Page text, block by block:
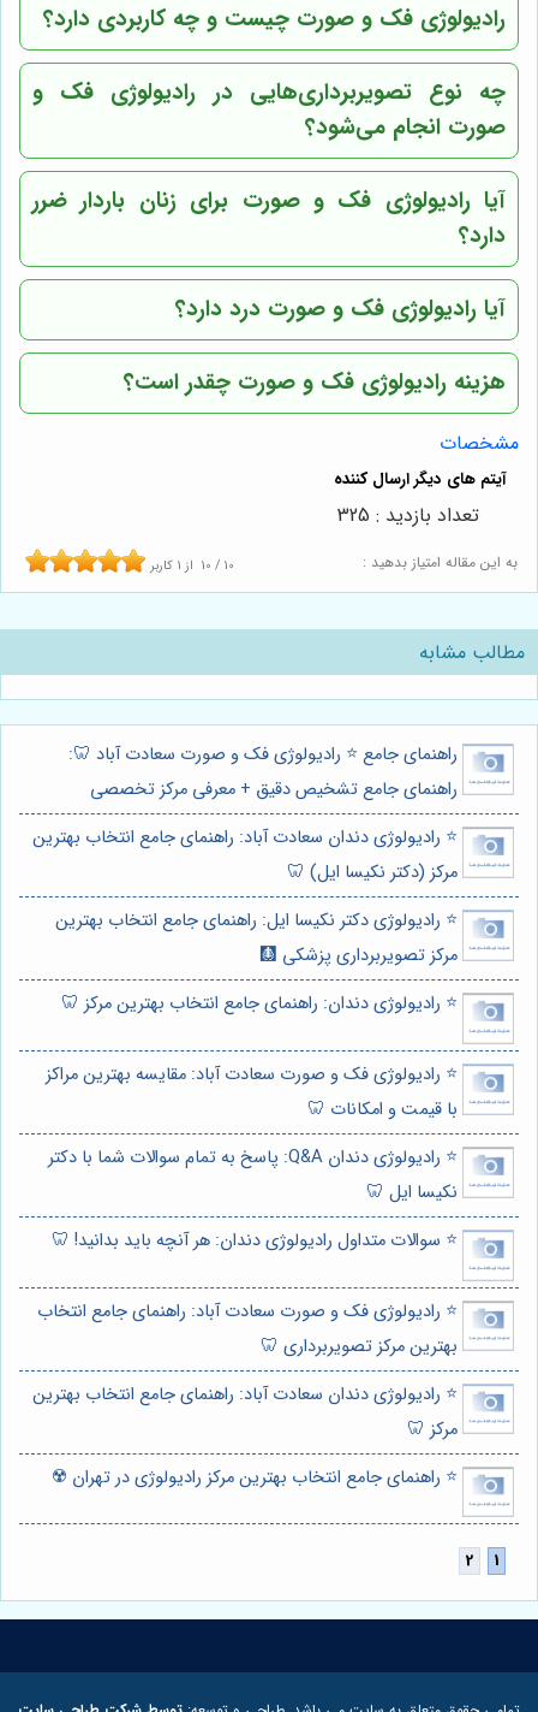
رادیولوژی فک و صورت چیست و چه کاربردی دارد؟
چه نوع تصویربرداری‌هایی در رادیولوژی فک و
صورت انجام می‌شود؟
آیا رادیولوژی فک و صورت برای زنان باردار ضرر
دارد؟
آیا رادیولوژی فک و صورت درد دارد؟
هزینه رادیولوژی فک و صورت چقدر است؟
مشخصات
به این مقاله امتیاز بدهید : 10 / 10 از 1 کاربر
تعداد بازدید : 325
مطالب مشابه
راهنمای جامع ⭐️ رادیولوژی فک و صورت سعادت آباد 🦷:
راهنمای جامع تشخیص دقیق + معرفی مرکز تخصصی
⭐️ رادیولوژی دندان سعادت آباد: راهنمای جامع انتخاب بهترین
مرکز (دکتر نکیسا ایل) 🦷
⭐️ رادیولوژی دکتر نکیسا ایل: راهنمای جامع انتخاب بهترین
مرکز تصویربرداری پزشکی 🩻
⭐️ رادیولوژی دندان: راهنمای جامع انتخاب بهترین مرکز 🦷
⭐️ رادیولوژی فک و صورت سعادت آباد: مقایسه بهترین مراکز
با قیمت و امکانات 🦷
⭐️ رادیولوژی دندان Q&A: پاسخ به تمام سوالات شما با دکتر
نکیسا ایل 🦷
⭐️ سوالات متداول رادیولوژی دندان: هر آنچه باید بدانید! 🦷
⭐️ رادیولوژی فک و صورت سعادت آباد: راهنمای جامع انتخاب
بهترین مرکز تصویربرداری 🦷
⭐️ رادیولوژی دندان سعادت آباد: راهنمای جامع انتخاب بهترین
مرکز 🦷
⭐️ راهنمای جامع انتخاب بهترین مرکز رادیولوژی در تهران ☢️